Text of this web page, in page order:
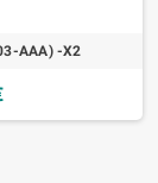
AAA) -X2